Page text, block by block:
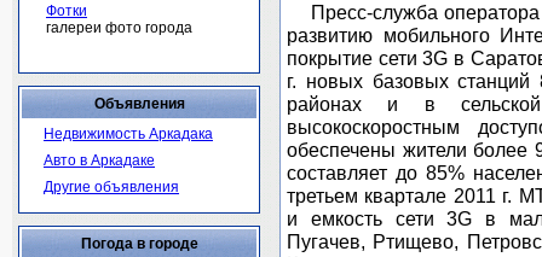
Фотки
галереи фото города
Объявления
Недвижимость Аркадака
Авто в Аркадаке
Другие объявления
Погода в городе
Пресс-служба оператора
развитию мобильного
покрытие сети 3G в
г. новых базовых
районах и в
высокоскоростным
обеспечены жители более
составляет до 85%
третьем квартале 2011 г.
и емкость сети 3G в
Пугачев, Ртищево,